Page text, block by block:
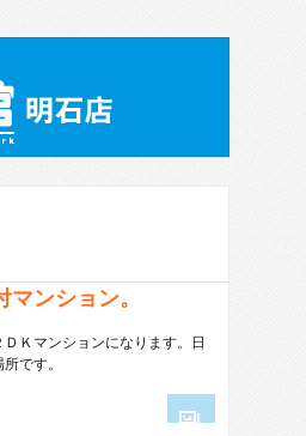
ンション。
Ｋマンションになります。日
です。